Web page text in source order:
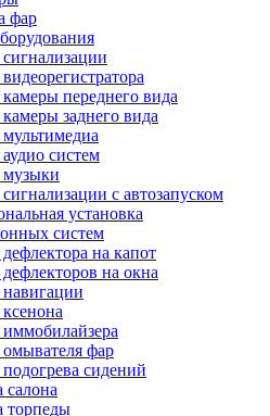
фар
камеры переднего вида
заднего вида
систем
музыки
с автозапуском
установка
систем
на капот
на окна
навигации
иммобилайзера
омывателя фар
сидений
салона
торпеды